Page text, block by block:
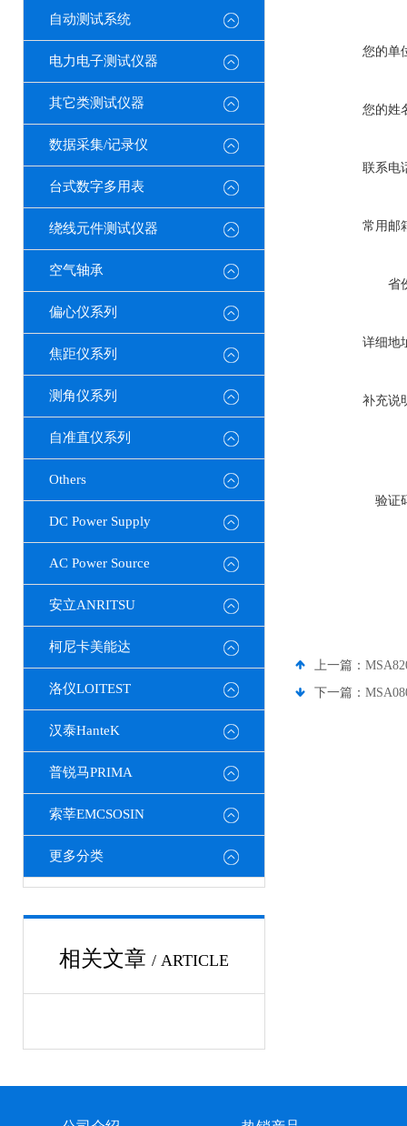
自动测试系统
电力电子测试仪器
其它类测试仪器
数据采集/记录仪
台式数字多用表
绕线元件测试仪器
空气轴承
偏心仪系列
焦距仪系列
测角仪系列
自准直仪系列
Others
DC Power Supply
AC Power Source
安立ANRITSU
柯尼卡美能达
洛仪LOITEST
汉泰HanteK
普锐马PRIMA
索莘EMCSOSIN
更多分类
相关文章 / ARTICLE
您的单
您的姓
联系电
常用邮
省
详细地
补充说
验证
上一篇：
下一篇：